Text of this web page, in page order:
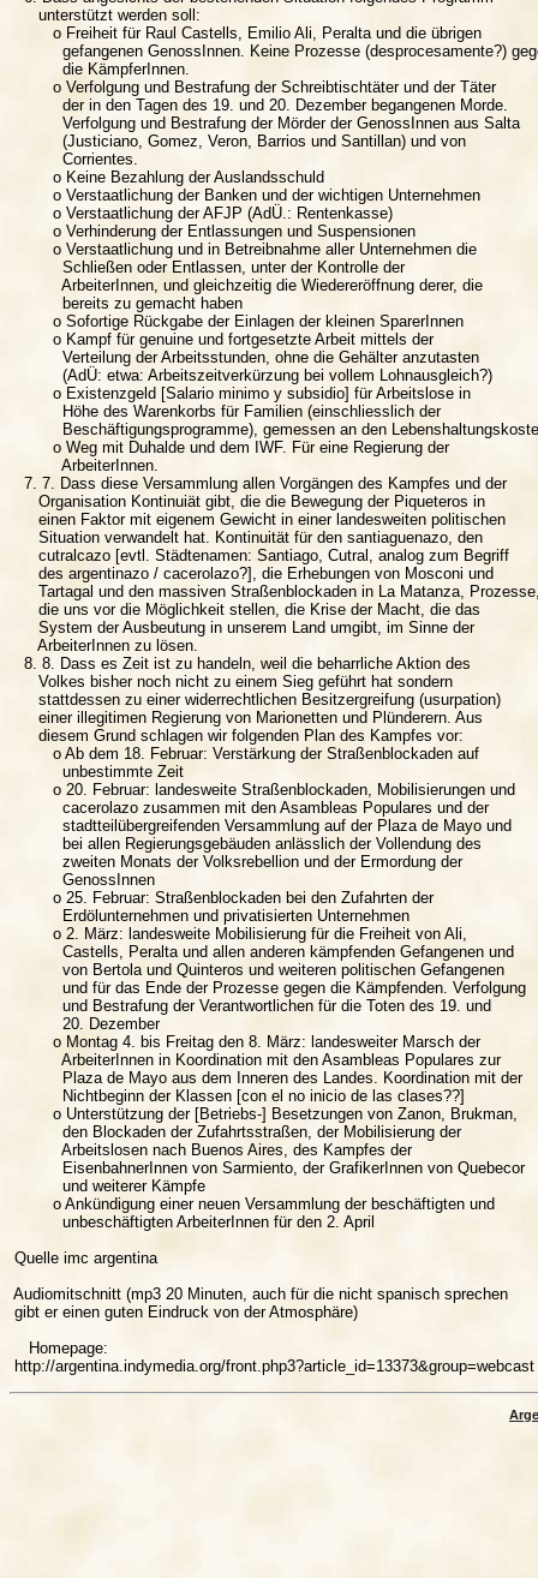
      unterstützt werden soll:
         o Freiheit für Raul Castells, Emilio Ali, Peralta und die übrigen
gefangenen GenossInnen. Keine Prozesse (desprocesamente?)
           die KämpferInnen.
         o Verfolgung und Bestrafung der Schreibtischtäter und der Täter
           der in den Tagen des 19. und 20. Dezember begangenen Morde.
           Verfolgung und Bestrafung der Mörder der GenossInnen aus Salta
           (Justiciano, Gomez, Veron, Barrios und Santillan) und von
           Corrientes.
         o Keine Bezahlung der Auslandsschuld
         o Verstaatlichung der Banken und der wichtigen Unternehmen
         o Verstaatlichung der AFJP (AdÜ.: Rentenkasse)
         o Verhinderung der Entlassungen und Suspensionen
         o Verstaatlichung und in Betreibnahme aller Unternehmen die
           Schließen oder Entlassen, unter der Kontrolle der
           ArbeiterInnen, und gleichzeitig die Wiedereröffnung derer, die
           bereits zu gemacht haben
         o Sofortige Rückgabe der Einlagen der kleinen SparerInnen
         o Kampf für genuine und fortgesetzte Arbeit mittels der
           Verteilung der Arbeitsstunden, ohne die Gehälter anzutasten
           (AdÜ: etwa: Arbeitszeitverkürzung bei vollem Lohnausgleich?)
         o Existenzgeld [Salario minimo y subsidio] für Arbeitslose in
           Höhe des Warenkorbs für Familien (einschliesslich der
Beschäftigungsprogramme), gemessen an den
         o Weg mit Duhalde und dem IWF. Für eine Regierung der
           ArbeiterInnen.
   7. 7. Dass diese Versammlung allen Vorgängen des Kampfes und der
      Organisation Kontinuiät gibt, die die Bewegung der Piqueteros in
      einen Faktor mit eigenem Gewicht in einer landesweiten politischen
      Situation verwandelt hat. Kontinuität für den santiaguenazo, den
      cutralcazo [evtl. Städtenamen: Santiago, Cutral, analog zum Begriff
      des argentinazo / cacerolazo?], die Erhebungen von Mosconi und
Tartagal und den massiven Straßenblockaden in La Matanza,
      die uns vor die Möglichkeit stellen, die Krise der Macht, die das
      System der Ausbeutung in unserem Land umgibt, im Sinne der
      ArbeiterInnen zu lösen.
   8. 8. Dass es Zeit ist zu handeln, weil die beharrliche Aktion des
      Volkes bisher noch nicht zu einem Sieg geführt hat sondern
      stattdessen zu einer widerrechtlichen Besitzergreifung (usurpation)
      einer illegitimen Regierung von Marionetten und Plünderern. Aus
      diesem Grund schlagen wir folgenden Plan des Kampfes vor:
         o Ab dem 18. Februar: Verstärkung der Straßenblockaden auf
           unbestimmte Zeit
         o 20. Februar: landesweite Straßenblockaden, Mobilisierungen und
           cacerolazo zusammen mit den Asambleas Populares und der
           stadtteilübergreifenden Versammlung auf der Plaza de Mayo und
           bei allen Regierungsgebäuden anlässlich der Vollendung des
           zweiten Monats der Volksrebellion und der Ermordung der
           GenossInnen
         o 25. Februar: Straßenblockaden bei den Zufahrten der
           Erdölunternehmen und privatisierten Unternehmen
         o 2. März: landesweite Mobilisierung für die Freiheit von Ali,
           Castells, Peralta und allen anderen kämpfenden Gefangenen und
           von Bertola und Quinteros und weiteren politischen Gefangenen
           und für das Ende der Prozesse gegen die Kämpfenden. Verfolgung
           und Bestrafung der Verantwortlichen für die Toten des 19. und
           20. Dezember
         o Montag 4. bis Freitag den 8. März: landesweiter Marsch der
           ArbeiterInnen in Koordination mit den Asambleas Populares zur
           Plaza de Mayo aus dem Inneren des Landes. Koordination mit der
           Nichtbeginn der Klassen [con el no inicio de las clases??]
         o Unterstützung der [Betriebs-] Besetzungen von Zanon, Brukman,
           den Blockaden der Zufahrtsstraßen, der Mobilisierung der
           Arbeitslosen nach Buenos Aires, des Kampfes der
           EisenbahnerInnen von Sarmiento, der GrafikerInnen von Quebecor
           und weiterer Kämpfe
         o Ankündigung einer neuen Versammlung der beschäftigten und
           unbeschäftigten ArbeiterInnen für den 2. April
Quelle imc argentina
Audiomitschnitt (mp3 20 Minuten, auch für die nicht spanisch sprechen
gibt er einen guten Eindruck von der Atmosphäre)
    Homepage: